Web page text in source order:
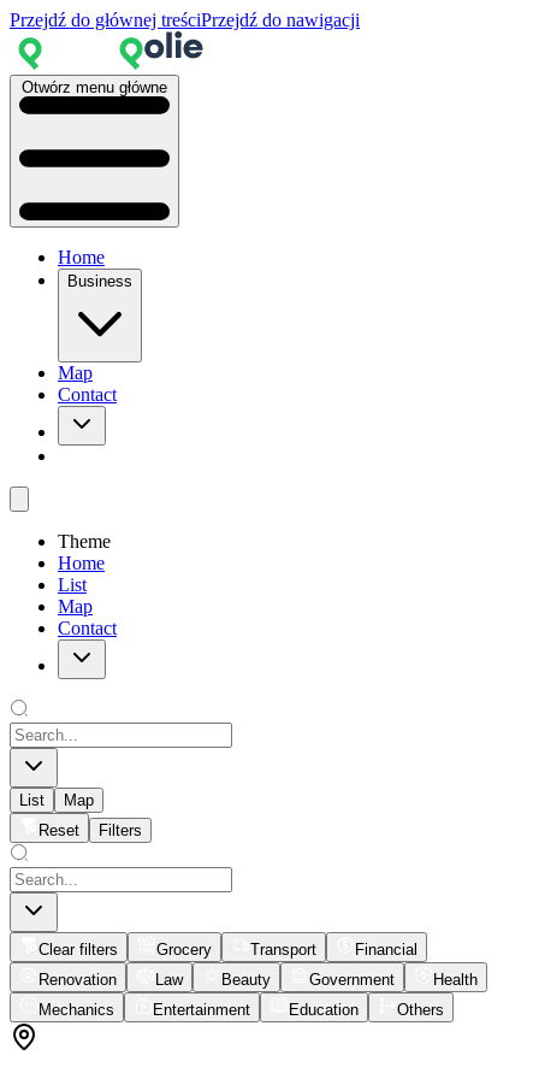
Przejdź do głównej treściPrzejdź do nawigacji
Otwórz menu główne
Home
Business
Map
Contact
Theme
Home
List
Map
Contact
List
Map
Reset
Filters
Clear filters Grocery Transport
Financial
Renovation
Law Beauty Government
Health
Mechanics
Entertainment Education Others